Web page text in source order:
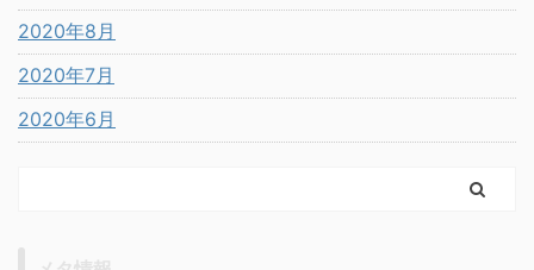
2020年8月
2020年7月
2020年6月